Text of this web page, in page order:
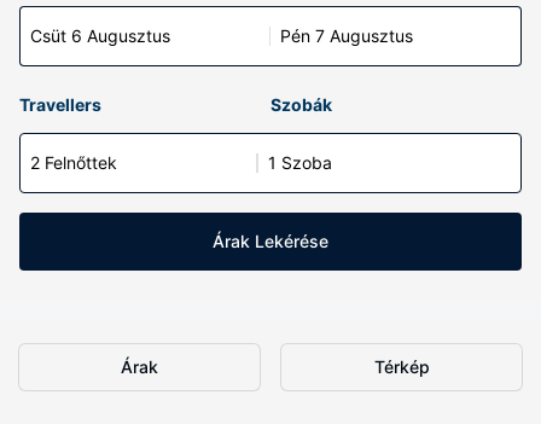
Csüt 6 Augusztus Pén 7 Augusztus
Travellers Szobák
2 Felnőttek 1 Szoba
Árak Lekérése
Árak Térkép